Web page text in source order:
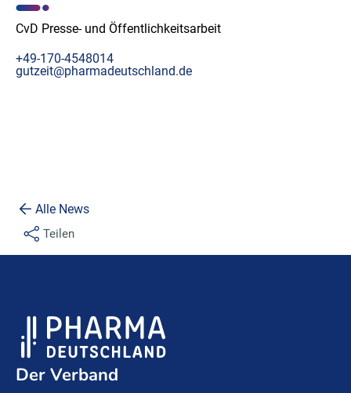
CvD Presse- und Öffentlichkeitsarbeit
+49-170-4548014
gutzeit@pharmadeutschland.de
Alle News
Teilen
Der Verband